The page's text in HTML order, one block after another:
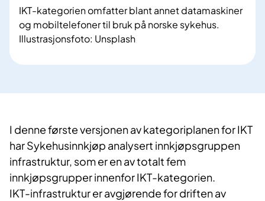
IKT-kategorien omfatter blant annet datamaskiner
og mobiltelefoner til bruk på norske sykehus.
Illustrasjonsfoto: Unsplash
I denne første versjonen av kategoriplanen for IKT
har Sykehusinnkjøp analysert innkjøpsgruppen
infrastruktur, som er en av totalt fem
innkjøpsgrupper innenfor IKT-kategorien.
IKT-infrastruktur er avgjørende for driften av